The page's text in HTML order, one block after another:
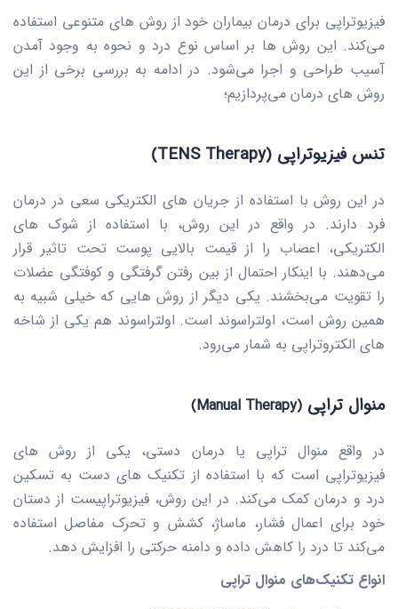
فیزیوتراپی برای درمان بیماران خود از روش های متنوعی استفاده
می‌کند. این روش ها بر اساس نوع درد و نحوه به وجود آمدن
آسیب طراحی و اجرا می‌شود. در ادامه به بررسی برخی از این
روش های درمان می‌پردازیم؛
تنس فیزیوتراپی (TENS Therapy)
در این روش با استفاده از جریان های الکتریکی سعی در درمان
فرد دارند. در واقع در این روش، با استفاده از شوک های
الکتریکی، اعصاب را از قیمت بالایی پوست تحت تاثیر قرار
می‌دهند. با اینکار احتمال از بین رفتن گرفتگی و کوفتگی عضلات
را تقویت می‌بخشند. یکی دیگر از روش هایی که خیلی شبیه به
همین روش است، اولتراسوند است. اولتراسوند هم یکی از شاخه
های الکتروتراپی به شمار می‌رود.
منوال تراپی (Manual Therapy)
در واقع منوال تراپی یا درمان دستی، یکی از روش های
فیزیوتراپی است که با استفاده از تکنیک های دست به تسکین
درد و درمان کمک می‌کند. در این روش، فیزیوتراپیست از دستان
خود برای اعمال فشار، ماساژ، کشش و تحرک مفاصل استفاده
می‌کند تا درد را کاهش داده و دامنه حرکتی را افزایش دهد.
انواع تکنیک‌های منوال تراپی